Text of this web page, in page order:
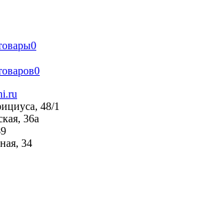
0
0
48/1
36а
34